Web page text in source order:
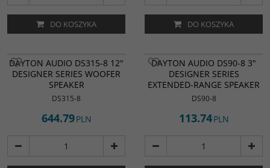
DO KOSZYKA DO KOSZYKA
DAYTON AUDIO DS315-8 12"
DESIGNER SERIES WOOFER
SPEAKER
DS315-8
644.79PLN
DAYTON AUDIO DS90-8 3"
DESIGNER SERIES
EXTENDED-RANGE SPEAKER
DS90-8
113.74PLN